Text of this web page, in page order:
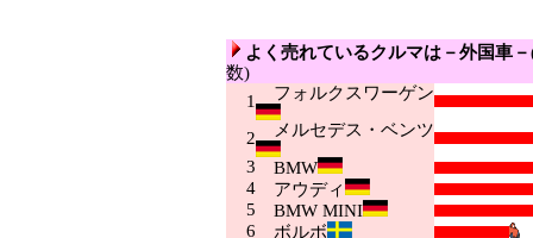
よく売れているクルマは－外国車－
数)
1
フォルクスワーゲン
2 メルセデス・ベンツ
3 BMW
4 アウディ
5 BMW MINI
6 ボルボ